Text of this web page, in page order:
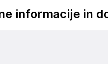
informacije in